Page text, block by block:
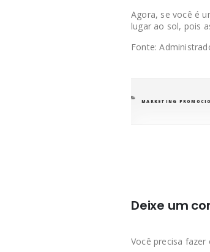
Agora, se você é
lugar ao sol, pois
Fonte:
CATEGORIAS
MARKETING
Deixe um
Você precisa